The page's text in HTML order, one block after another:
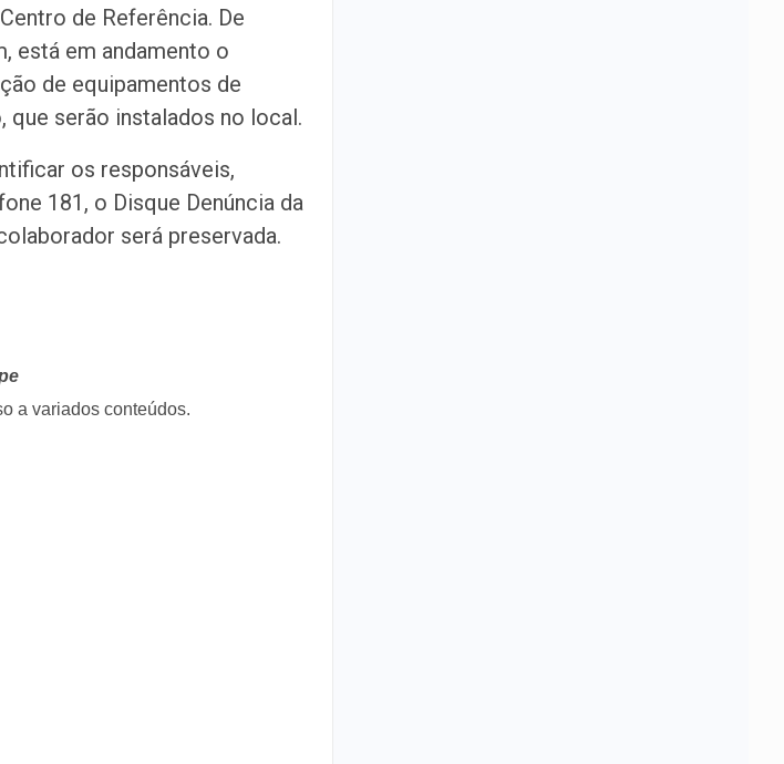
de Referência. De
está em andamento o
de equipamentos de
serão instalados no local.
os responsáveis,
181, o Disque Denúncia da
será preservada.
a variados conteúdos.